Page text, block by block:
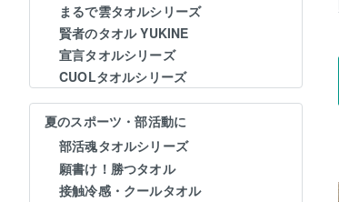
まるで雲タオルシリーズ
賢者のタオル YUKINE
宣言タオルシリーズ
CUOLタオルシリーズ
夏のスポーツ・部活動に
部活魂タオルシリーズ
願書け！勝つタオル
接触冷感・クールタオル